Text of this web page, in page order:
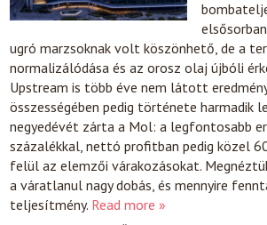
ugró marzsoknak volt köszönhető, de a
normalizálódása és az orosz olaj újbóli
Upstream is több éve nem látott
összességében pedig története harmadik
negyedévét zárta a Mol: a legfontosabb
százalékkal, nettó profitban pedig közel
felül az elemzői várakozásokat.
a váratlanul nagy dobás, és mennyire
teljesítmény. Read more »